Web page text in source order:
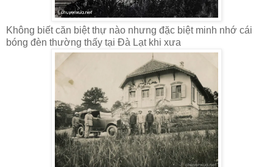
Không biết căn biệt thự nào nhưng đặc biệt minh nhớ cái
bóng đèn thường thấy tại Đà Lạt khi xưa